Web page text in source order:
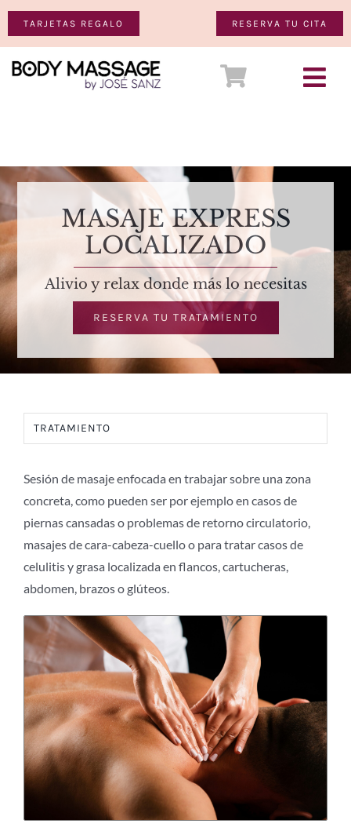
Saltar
TARJETAS REGALO RESERVA TU CITA
Ver
ESTÉTICA
MASAJES
TIENDA Y REGALOS
CONTACTO
ÁREA DE CLIENTES
MASAJE EXPRESS
LOCALIZADO
Alivio y relax donde más lo necesitas
RESERVA TU TRATAMIENTO
TRATAMIENTO
Sesión de masaje enfocada en trabajar sobre una zona
concreta, como pueden ser por ejemplo en casos de
piernas cansadas o problemas de retorno circulatorio,
masajes de cara-cabeza-cuello o para tratar casos de
celulitis y grasa localizada en flancos, cartucheras,
abdomen, brazos o glúteos.